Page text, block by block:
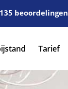
beoordelingen
Tarief